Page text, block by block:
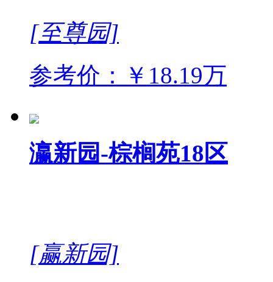
[至尊园]
参考价：￥18.19万
瀛新园-棕榈苑18区
[赢新园]